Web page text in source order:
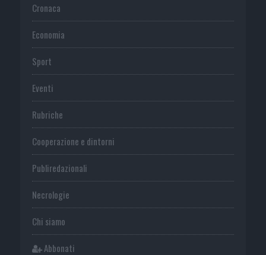
Cronaca
Economia
Sport
Eventi
Rubriche
Cooperazione e dintorni
Publiredazionali
Necrologie
Chi siamo
Abbonati